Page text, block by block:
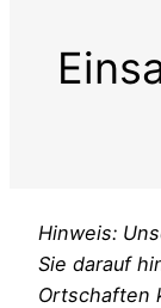
Hinweis:
Sie darauf
Ortschaften